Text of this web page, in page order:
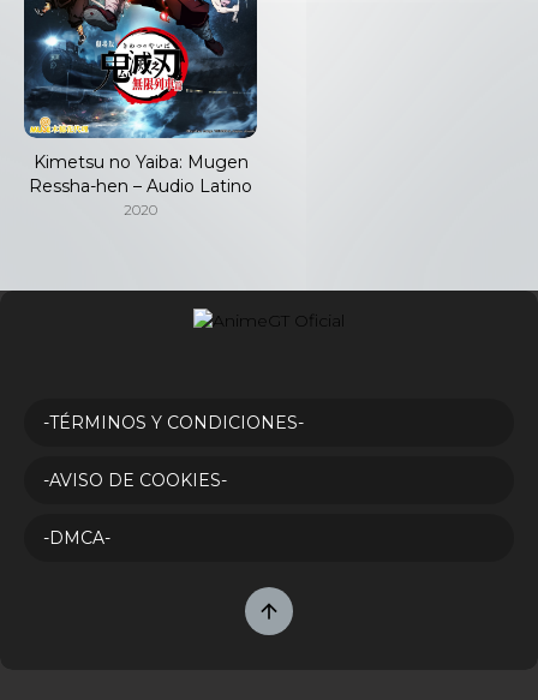
Kimetsu no Yaiba: Mugen
Ressha-hen – Audio Latino
2020
-TÉRMINOS Y CONDICIONES-
-AVISO DE COOKIES-
-DMCA-